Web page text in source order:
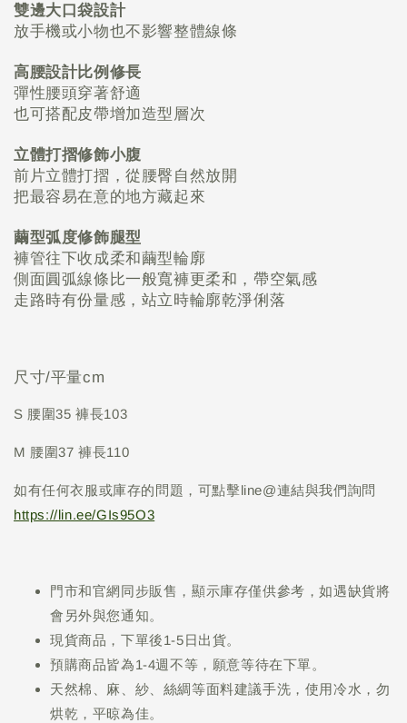
雙邊大口袋設計
放手機或小物也不影響整體線條
高腰設計比例修長
彈性腰頭穿著舒適
也可搭配皮帶增加造型層次
立體打摺修飾小腹
前片立體打摺，從腰臀自然放開
把最容易在意的地方藏起來
繭型弧度修飾腿型
褲管往下收成柔和繭型輪廓
側面圓弧線條比一般寬褲更柔和，帶空氣感
走路時有份量感， 站立時輪廓乾淨俐落
尺寸/平量cm
S 腰圍35 褲長103
M 腰圍37 褲長110
如有任何衣服或庫存的問題，可點擊line@連結與我們詢問
https://lin.ee/GIs95O3
門市和官網同步販售，顯示庫存僅供參考，如遇缺貨將
會另外與您通知。
現貨商品，下單後1-5日出貨。
預購商品皆為1-4週不等，願意等待在下單。
天然棉、麻、紗、絲綢等面料建議手洗，使用冷水，勿
烘乾，平晾為佳。